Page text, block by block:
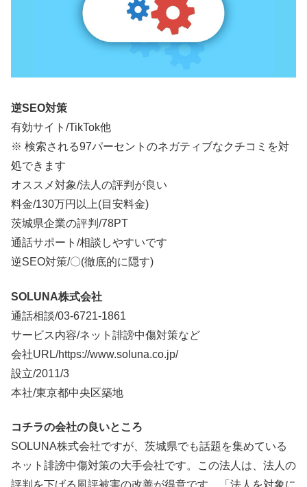
逆SEO対策
有効サイト/TikTok他
※ 検索される97パーセントのネガティブなクチコミを対
処できます
オススメ対象/法人の評判が良い
料金/130万円以上(目安料金)
茨城県企業の評判/78PT
通話サポート/相談しやすいです
逆SEO対策/〇(徹底的に隠す)
SOLUNA株式会社
通話相談/03-6721-1861
サービス内容/ネット誹謗中傷対策など
会社URL/https://www.soluna.co.jp/
設立/2011/3
本社/東京都中央区築地
コチラの会社の良いところ
SOLUNA株式会社ですが、茨城県でも話題を集めている
ネット誹謗中傷対策の大手会社です。この法人は、法人の